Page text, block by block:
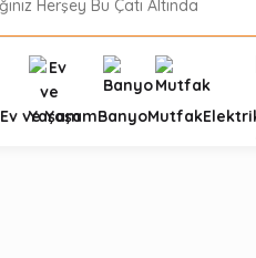
Ev ve YaşamBanyoMutfak